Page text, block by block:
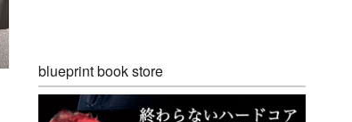
blueprint book store